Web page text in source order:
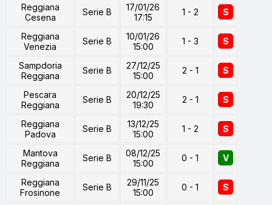
Reggiana
Cesena
Serie B
17/01/26
17:15
1 - 2 S
Reggiana
Venezia
Serie B
10/01/26
15:00
1 - 3 S
Sampdoria
Reggiana
Serie B
27/12/25
15:00
2 - 1 S
Pescara
Reggiana
Serie B
20/12/25
19:30
2 - 1 S
Reggiana
Padova
Serie B
13/12/25
15:00
1 - 2 S
Mantova
Reggiana
Serie B
08/12/25
15:00
0 - 1 V
Reggiana
Frosinone
Serie B
29/11/25
15:00
0 - 1 S